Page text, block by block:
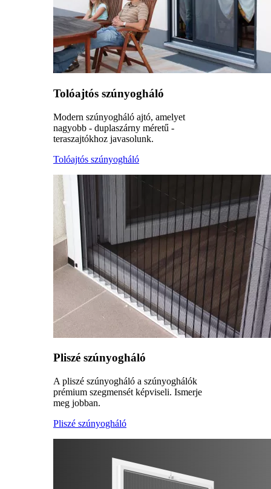
Tolóajtós szúnyogháló
Modern szúnyogháló ajtó, amelyet
nagyobb - duplaszárny méretű -
teraszajtókhoz javasolunk.
Tolóajtós szúnyogháló
Pliszé szúnyogháló
A pliszé szúnyogháló a szúnyoghálók
prémium szegmensét képviseli. Ismerje
meg jobban.
Pliszé szúnyogháló